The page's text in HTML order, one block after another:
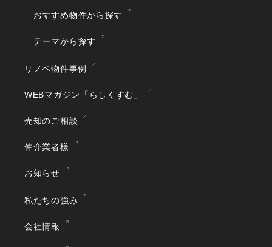
おすすめ物件から探す
テーマから探す
リノベ物件事例
WEBマガジン「らしくすむ」
売却のご相談
仲介業者様
お知らせ
私たちの強み
会社情報